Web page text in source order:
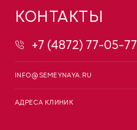
КОНТАКТЫ
+7 (4872) 77-05-77
INFO@SEMEYNAYA.RU
АДРЕСА КЛИНИК